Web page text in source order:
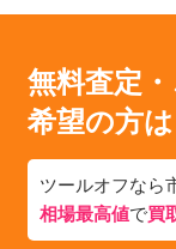
無料査定
希望の方
ツールオフなら
相場最高値で買